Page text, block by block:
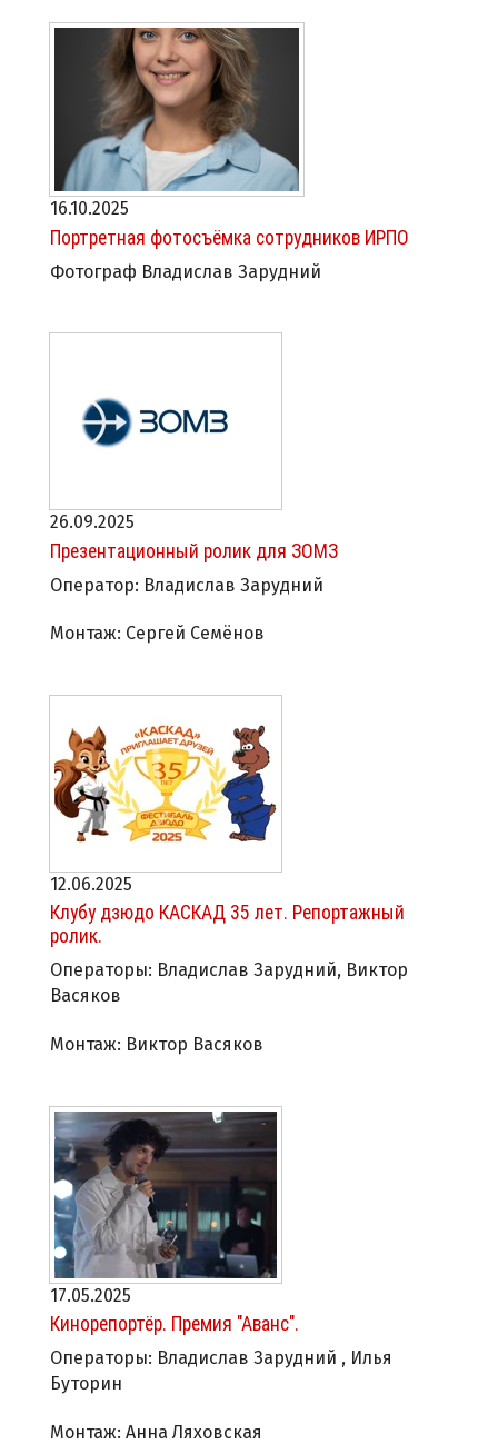
16.10.2025
Портретная фотосъёмка сотрудников ИРПО
Фотограф Владислав Зарудний
26.09.2025
Презентационный ролик для ЗОМЗ
Оператор: Владислав Зарудний
Монтаж: Сергей Семёнов
12.06.2025
Клубу дзюдо КАСКАД 35 лет. Репортажный
ролик.
Операторы: Владислав Зарудний, Виктор
Васяков
Монтаж: Виктор Васяков
17.05.2025
Кинорепортёр. Премия "Аванс".
Операторы: Владислав Зарудний , Илья
Буторин
Монтаж: Анна Ляховская